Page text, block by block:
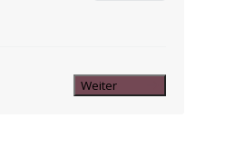
Weiter